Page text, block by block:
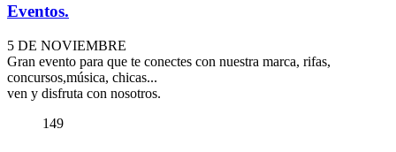
Eventos.
5 DE NOVIEMBRE
Gran evento para que te conectes con nuestra marca, rifas,
concursos,música, chicas...
ven y disfruta con nosotros.
149